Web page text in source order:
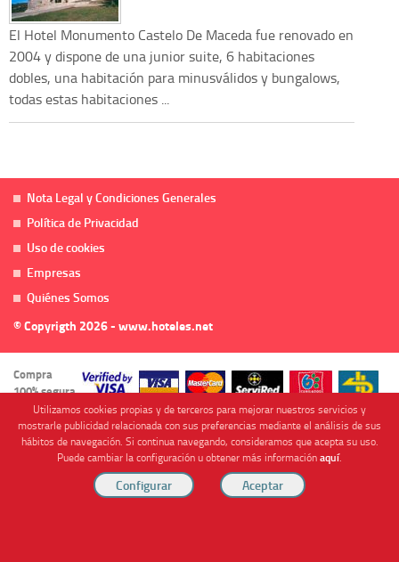
El Hotel Monumento Castelo De Maceda fue renovado en
2004 y dispone de una junior suite, 6 habitaciones
dobles, una habitación para minusválidos y bungalows,
todas estas habitaciones ...
Nota Legal y Condiciones Generales
Política de Privacidad
Uso de cookies
Empresas
Quiénes Somos
© Copyrigth 2026 - www.hoteles.net
Compra
100% segura
Cofinanciado por
Utilizamos cookies propias y de terceros para mejorar nuestros servicios y
mostrarle publicidad relacionada con sus preferencias mediante el análisis de sus
hábitos de navegación. Si continua navegando, consideramos que acepta su uso.
Puede cambiar la configuración u obtener más informaciónaquí.